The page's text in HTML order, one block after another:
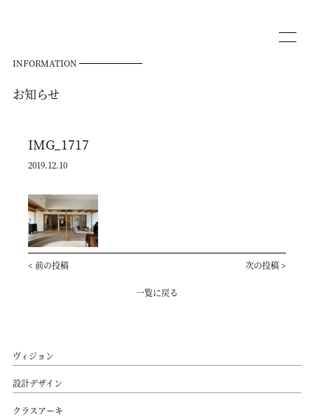
INFORMATION
お知らせ
IMG_1717
2019.12.10
< 前の投稿 次の投稿 >
一覧に戻る
ヴィジョン
設計デザイン
クラスアーキ